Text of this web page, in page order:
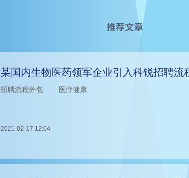
推荐文章
某国内生物医药领军企业引入科锐招聘
招聘流程外包 医疗健康
2021-02-17 12:04